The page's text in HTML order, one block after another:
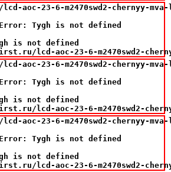
23-6-m2470swd2-chernyy-mva-
Tygh is not defined
is not defined
lcd-aoc-23-6-m2470swd2-
23-6-m2470swd2-chernyy-mva-
Tygh is not defined
is not defined
lcd-aoc-23-6-m2470swd2-
23-6-m2470swd2-chernyy-mva-
Tygh is not defined
is not defined
lcd-aoc-23-6-m2470swd2-